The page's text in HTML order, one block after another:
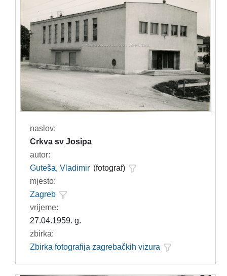
naslov:
Crkva sv Josipa
autor:
Guteša, Vladimir (fotograf)
mjesto:
Zagreb
vrijeme:
27.04.1959. g.
zbirka:
Zbirka fotografija zagrebačkih vizura